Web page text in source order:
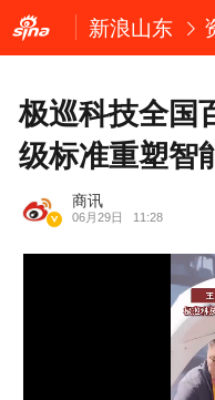
新浪山东
极巡科技全国
级标准重塑智
商讯
06月29日 11:28